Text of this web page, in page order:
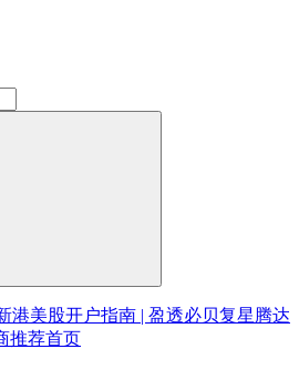
港美股开户指南 | 盈透必贝复星腾达
推荐首页